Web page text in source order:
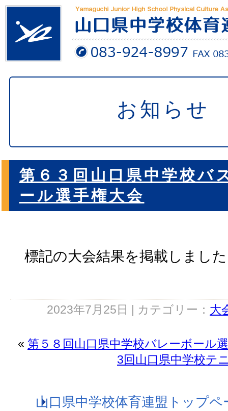
お知らせ
第６３回山口県中学校バ
ール選手権大会
標記の大会結果を掲載しまし
2023年7月25日 | カテゴリー： 大
« 第５８回山口県中学校バレーボール
3回山口県中学校テ
山口県中学校体育連盟トップペ